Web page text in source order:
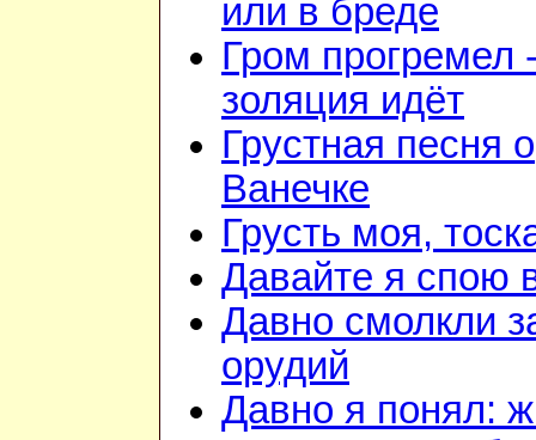
или в бреде
Гром прогремел
золяция идёт
Грустная песня о
Ванечке
Грусть моя,
Давайте я спою
Давно смолкли
орудий
Давно я понял: